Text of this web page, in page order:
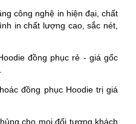
công nghệ in hiện đại, chất
in chất lượng cao, sắc nét,
đồng phục rẻ - giá gốc
đồng phục Hoodie trị giá
cho mọi đối tượng khách